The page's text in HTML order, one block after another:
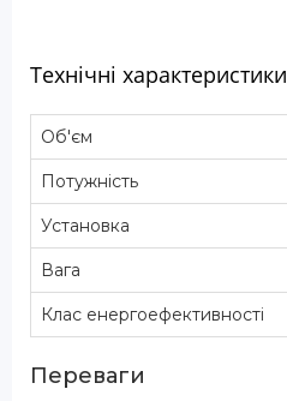
Технічні характеристики
Об'єм
Потужність
Установка
Вага
Клас енергоефективності
Переваги